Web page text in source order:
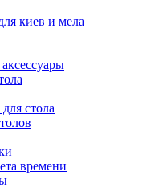
киев и мела
стола
времени